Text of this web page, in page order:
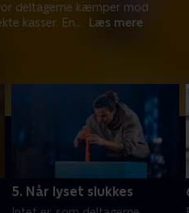
deltagerne kæmper mod
kasser. En... Læs mere
5. Når lyset slukkes